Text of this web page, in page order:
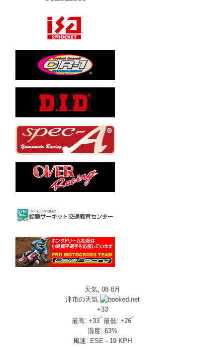
天気, 08 8月
津市の天気
+33
最高:+33° 最低:+26°
湿度:63%
風速: ESE - 19 KPH